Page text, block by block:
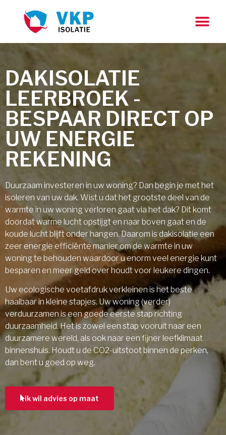
DAKISOLATIE
LEERBROEK -
BESPAAR DIRECT OP
UW ENERGIE
REKENING
Duurzaam investeren in uw woning? Dan begin je met het
isoleren van uw dak. Wist u dat het grootste deel van de
warmte in uw woning verloren gaat via het dak? Dit komt
doordat warme lucht opstijgt en naar boven gaat en de
koude lucht blijft onder hangen. Daarom is dakisolatie een
zeer energie efficiënte manier om de warmte in uw
woning te behouden waardoor u enorm veel energie kunt
besparen en meer geld over houdt voor leukere dingen.
Uw ecologische voetafdruk verkleinen is het beste
haalbaar in kleine stapjes. Uw woning (verder)
verduurzamen is een goede eerste stap richting
duurzaamheid. Het is zowel een stap vooruit naar een
duurzamere wereld, als ook naar een fijner leefklimaat
binnenshuis. Houdt u de CO2-uitstoot binnen de perken,
dan bent u goed op weg.
ik wil advies op maat